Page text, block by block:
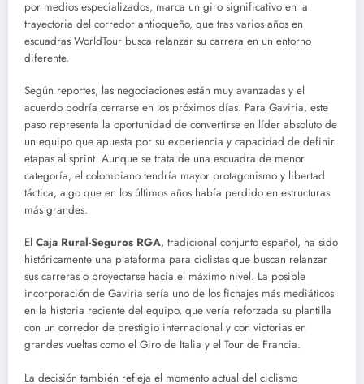
por medios especializados, marca un giro significativo en la
trayectoria del corredor antioqueño, que tras varios años en
escuadras WorldTour busca relanzar su carrera en un entorno
diferente.
Según reportes, las negociaciones están muy avanzadas y el
acuerdo podría cerrarse en los próximos días. Para Gaviria, este
paso representa la oportunidad de convertirse en líder absoluto de
un equipo que apuesta por su experiencia y capacidad de definir
etapas al sprint. Aunque se trata de una escuadra de menor
categoría, el colombiano tendría mayor protagonismo y libertad
táctica, algo que en los últimos años había perdido en estructuras
más grandes.
El Caja Rural-Seguros RGA, tradicional conjunto español, ha sido
históricamente una plataforma para ciclistas que buscan relanzar
sus carreras o proyectarse hacia el máximo nivel. La posible
incorporación de Gaviria sería uno de los fichajes más mediáticos
en la historia reciente del equipo, que vería reforzada su plantilla
con un corredor de prestigio internacional y con victorias en
grandes vueltas como el Giro de Italia y el Tour de Francia.
La decisión también refleja el momento actual del ciclismo